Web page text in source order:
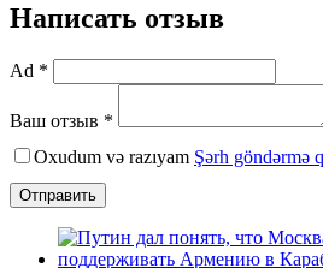
Написать отзыв
Ad *
Ваш отзыв *
Oxudum və razıyam Şərh göndərmə
Отправить